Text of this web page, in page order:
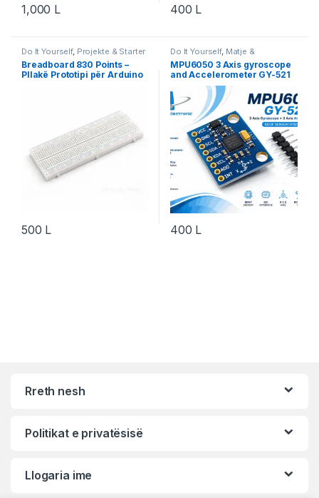
1,000 L 400 L
Do It Yourself, Projekte & Starter
Kit Robotika
Breadboard 830 Points –
Pllakë Prototipi për Arduino
500 L
Do It Yourself, Matje &
Instrumente,Robotika
MPU6050 3 Axis gyroscope
and Accelerometer GY-521
400 L
Rreth nesh
Politikat e privatësisë
Llogaria ime